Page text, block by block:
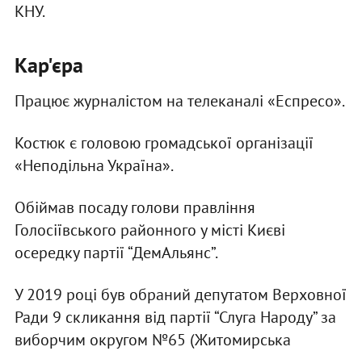
КНУ.
Кар'єра
Працює журналістом на телеканалі «Еспресо».
Костюк є головою громадської організації
«Неподільна Україна».
Обіймав посаду голови правління
Голосіївського районного у місті Києві
осередку партії “ДемАльянс”.
У 2019 році був обраний депутатом Верховної
Ради 9 скликання від партії “Слуга Народу” за
виборчим округом №65 (Житомирська